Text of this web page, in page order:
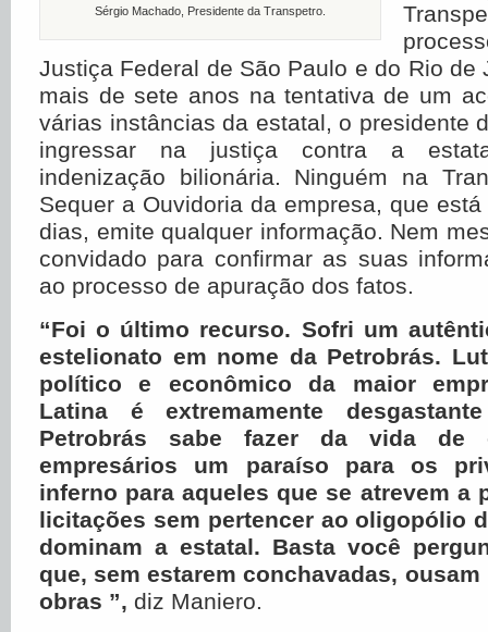
Sérgio Machado, Presidente da Transpetro.
Justiça Federal de São Paulo e do Rio de
mais de sete anos na tentativa de um
várias instâncias da estatal, o presidente
ingressar na justiça contra a
indenização bilionária. Ninguém na
Sequer a Ouvidoria da empresa, que
dias, emite qualquer informação. Nem
convidado para confirmar as suas
ao processo de apuração dos fatos.
“Foi o último recurso. Sofri um
estelionato em nome da Petrobrás.
político e econômico da maior
Latina é extremamente
Petrobrás sabe fazer da vida de
empresários um paraíso para os
inferno para aqueles que se atrevem a
licitações sem pertencer ao oligopólio
dominam a estatal. Basta você
que, sem estarem conchavadas,
obras ”, diz Maniero.